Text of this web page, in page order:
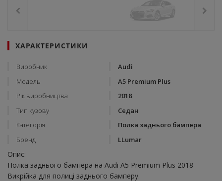
ХАРАКТЕРИСТИКИ
Виробник
Audi
Модель
A5 Premium Plus
Рік виробництва
2018
Тип кузову
Седан
Категорія
Полка заднього бампера
Бренд
LLumar
Опис:
Полка заднього бампера на Audi A5 Premium Plus 2018
Викрійка для полиці заднього бамперу.